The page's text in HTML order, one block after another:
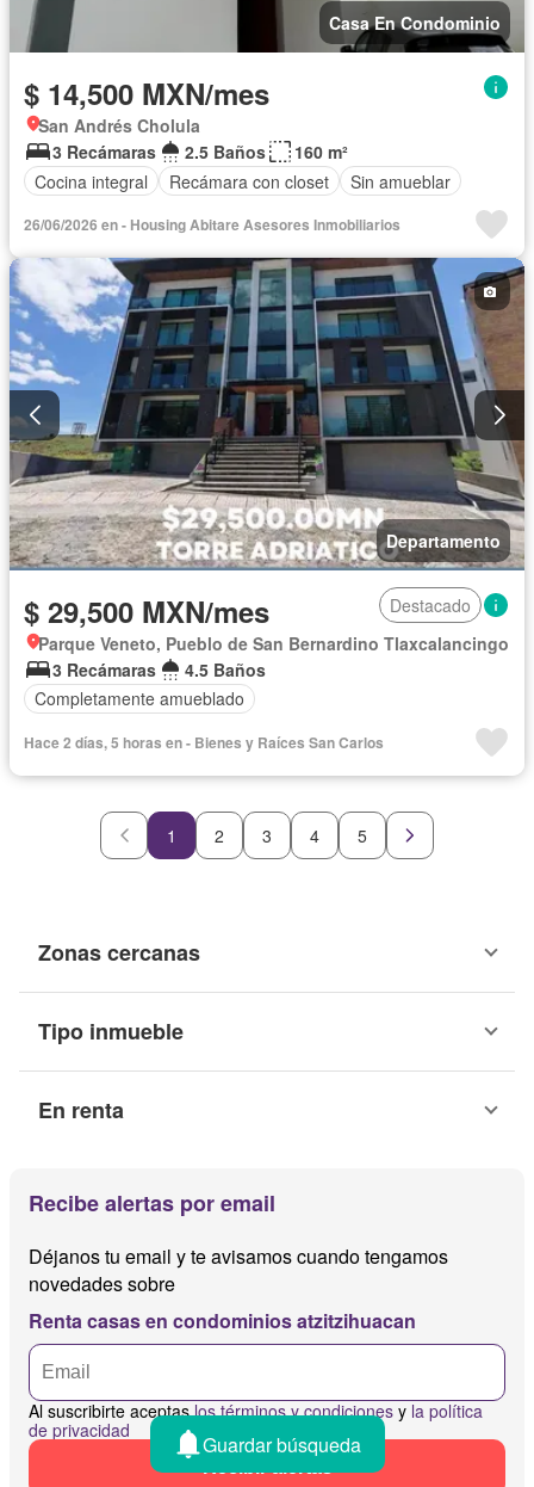
Casa En Condominio
$ 14,500 MXN/mes
San Andrés Cholula
3 Recámaras
2.5 Baños
160 m²
Cocina integral
Recámara con closet Sin amueblar
26/06/2026 en - Housing Abitare Asesores Inmobiliarios
Departamento
$ 29,500 MXN/mes
Destacado
Parque Veneto, Pueblo de San Bernardino Tlaxcalancingo
3 Recámaras
4.5 Baños
Completamente amueblado
Hace 2 días, 5 horas en - Bienes y Raíces San Carlos
1 2 3 4 5
Zonas cercanas
Tipo inmueble
En renta
Recibe alertas por email
Déjanos tu email y te avisamos cuando tengamos
novedades sobre
Renta casas en condominios atzitzihuacan
Al suscribirte aceptaslos términos y condiciones y la política
de privacidad
Guardar búsqueda